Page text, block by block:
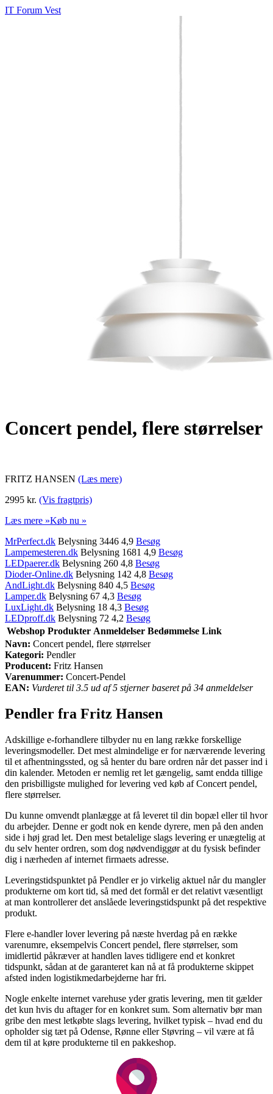
IT Forum Vest
Concert pendel, flere størrelser
FRITZ HANSEN (Læs mere)
2995 kr. (Vis fragtpris)
Læs mere »Køb nu »
MrPerfect.dk Belysning 3446 4,9 Besøg
Lampemesteren.dk Belysning 1681 4,9 Besøg
LEDpaerer.dk Belysning 260 4,8 Besøg
Dioder-Online.dk Belysning 142 4,8 Besøg
AndLight.dk Belysning 840 4,5 Besøg
Lamper.dk Belysning 67 4,3 Besøg
LuxLight.dk Belysning 18 4,3 Besøg
LEDproff.dk Belysning 72 4,2 Besøg
Webshop Produkter Anmeldelser Bedømmelse Link
Navn: Concert pendel, flere størrelser
Kategori: Pendler
Producent: Fritz Hansen
Varenummer: Concert-Pendel
EAN: Vurderet til 3.5 ud af 5 stjerner baseret på 34 anmeldelser
Pendler fra Fritz Hansen
Adskillige e-forhandlere tilbyder nu en lang række forskellige
leveringsmodeller. Det mest almindelige er for nærværende levering
til et afhentningssted, og så henter du bare ordren når det passer ind i
din kalender. Metoden er nemlig ret let gængelig, samt endda tillige
den prisbilligste mulighed for levering ved køb af Concert pendel,
flere størrelser.
Du kunne omvendt planlægge at få leveret til din bopæl eller til hvor
du arbejder. Denne er godt nok en kende dyrere, men på den anden
side i høj grad let. Den mest betalelige slags levering er unægtelig at
du selv henter ordren, som dog nødvendiggør at du fysisk befinder
dig i nærheden af internet firmaets adresse.
Leveringstidspunktet på Pendler er jo virkelig aktuel når du mangler
produkterne om kort tid, så med det formål er det relativt væsentligt
at man kontrollerer det anslåede leveringstidspunkt på det respektive
produkt.
Flere e-handler lover levering på næste hverdag på en række
varenumre, eksempelvis Concert pendel, flere størrelser, som
imidlertid påkræver at handlen laves tidligere end et konkret
tidspunkt, sådan at de garanteret kan nå at få produkterne skippet
afsted inden logistikmedarbejderne har fri.
Nogle enkelte internet varehuse yder gratis levering, men tit gælder
det kun hvis du aftager for en konkret sum. Som alternativ bør man
gribe den mest letkøbte slags levering, hvilket typisk – hvad end du
opholder sig tæt på Odense, Rønne eller Støvring – vil være at få
dem til at køre produkterne til en pakkeshop.